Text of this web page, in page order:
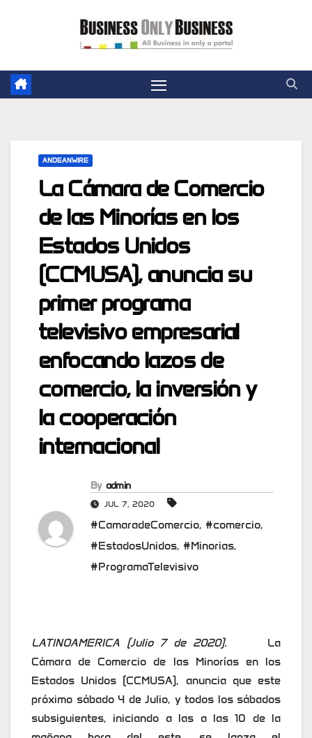
ANDEANWIRE
La Cámara de Comercio
de las Minorías en los
Estados Unidos
(CCMUSA), anuncia su
primer programa
televisivo empresarial
enfocando lazos de
comercio, la inversión y
la cooperación
internacional
By admin
JUL 7, 2020
#CamaradeComercio, #comercio,
#EstadosUnidos, #Minorias,
#ProgramaTelevisivo
LATINOAMERICA (Julio 7 de 2020). La
Cámara de Comercio de las Minorías en los
Estados Unidos (CCMUSA), anuncia que este
próximo sábado 4 de Julio, y todos los sábados
subsiguientes, iniciando a las a las 10 de la